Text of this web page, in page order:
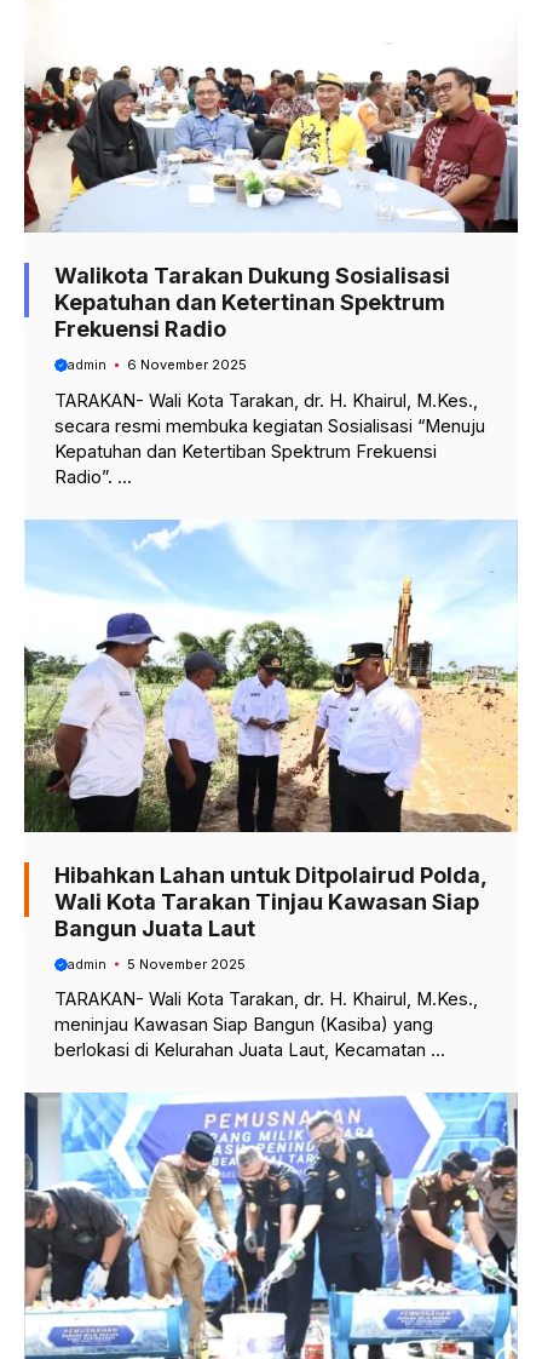
Walikota Tarakan Dukung Sosialisasi
Kepatuhan dan Ketertinan Spektrum
Frekuensi Radio
admin 6 November 2025
TARAKAN- Wali Kota Tarakan, dr. H. Khairul, M.Kes.,
secara resmi membuka kegiatan Sosialisasi “Menuju
Kepatuhan dan Ketertiban Spektrum Frekuensi
Radio”. ...
Hibahkan Lahan untuk Ditpolairud Polda,
Wali Kota Tarakan Tinjau Kawasan Siap
Bangun Juata Laut
admin 5 November 2025
TARAKAN- Wali Kota Tarakan, dr. H. Khairul, M.Kes.,
meninjau Kawasan Siap Bangun (Kasiba) yang
berlokasi di Kelurahan Juata Laut, Kecamatan ...